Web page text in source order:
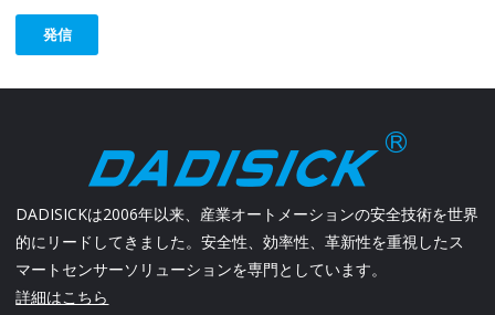
発信
DADISICKは2006年以来、産業オートメーションの安全技術を世界
的にリードしてきました。安全性、効率性、革新性を重視したス
マートセンサーソリューションを専門としています。
詳細はこちら